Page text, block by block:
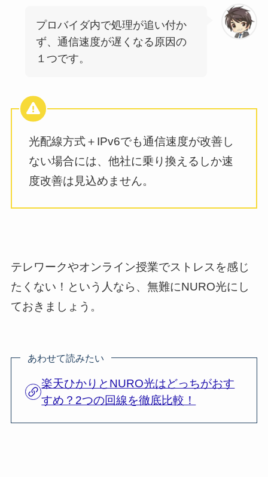
プロバイダ内で処理が追い付か
ず、通信速度が遅くなる原因の
１つです。
光配線方式＋IPv6でも通信速度が改善し
ない場合には、他社に乗り換えるしか速
度改善は見込めません。
テレワークやオンライン授業でストレスを感じ
たくない！という人なら、無難にNURO光にし
ておきましょう。
あわせて読みたい
楽天ひかりとNURO光はどっちがおす
すめ？2つの回線を徹底比較！